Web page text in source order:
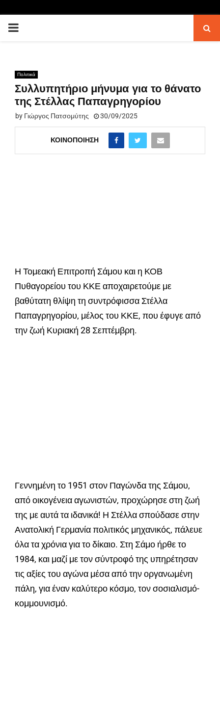
PRIMARY
Πολιτικά
Συλλυπητήριο μήνυμα για το θάνατο
της Στέλλας Παπαγρηγορίου
by Γιώργος Πατσομύτης 30/09/2025
ΚΟΙΝΟΠΟΊΗΣΗ
Η Τομεακή Επιτροπή Σάμου και η ΚΟΒ
Πυθαγορείου του ΚΚΕ αποχαιρετούμε με
βαθύτατη θλίψη τη συντρόφισσα Στέλλα
Παπαγρηγορίου, μέλος του ΚΚΕ, που έφυγε από
την ζωή Κυριακή 28 Σεπτέμβρη.
Γεννημένη το 1951 στον Παγώνδα της Σάμου,
από οικογένεια αγωνιστών, προχώρησε στη ζωή
της με αυτά τα ιδανικά! Η Στέλλα σπούδασε στην
Ανατολική Γερμανία πολιτικός μηχανικός, πάλευε
όλα τα χρόνια για το δίκαιο. Στη Σάμο ήρθε το
1984, και μαζί με τον σύντροφό της υπηρέτησαν
τις αξίες του αγώνα μέσα από την οργανωμένη
πάλη, για έναν καλύτερο κόσμο, τον σοσιαλισμό-
κομμουνισμό.